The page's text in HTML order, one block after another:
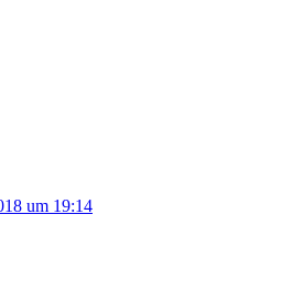
um 19:14